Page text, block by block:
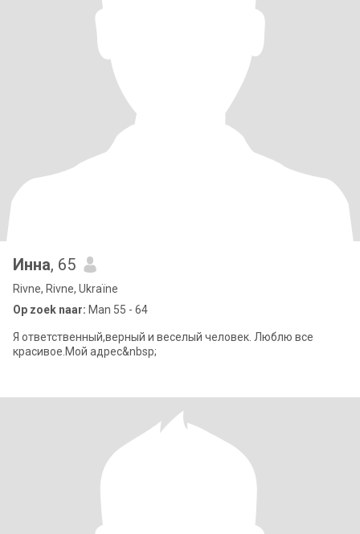
Инна, 65
Rivne, Rivne, Ukraïne
Op zoek naar: Man 55 - 64
Я ответственный,верный и веселый человек. Люблю все
красивое.Мой адрес&nbsp;